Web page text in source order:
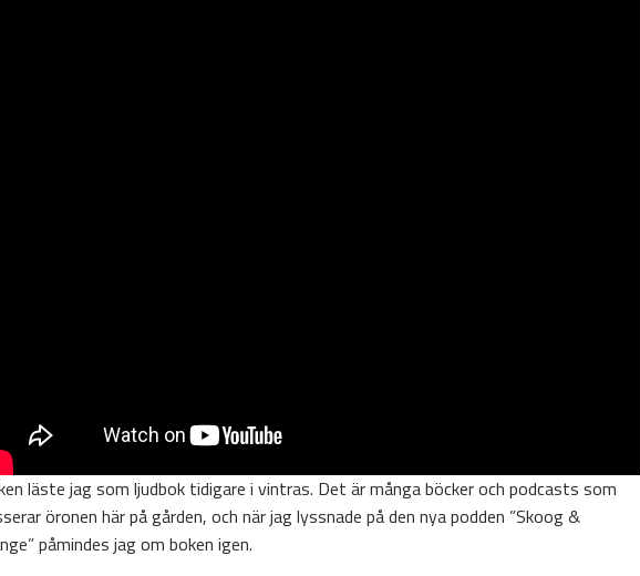
läste jag som ljudbok tidigare i vintras. Det är många böcker och podcasts som
öronen här på gården, och när jag lyssnade på den nya podden ”Skoog &
påmindes jag om boken igen.